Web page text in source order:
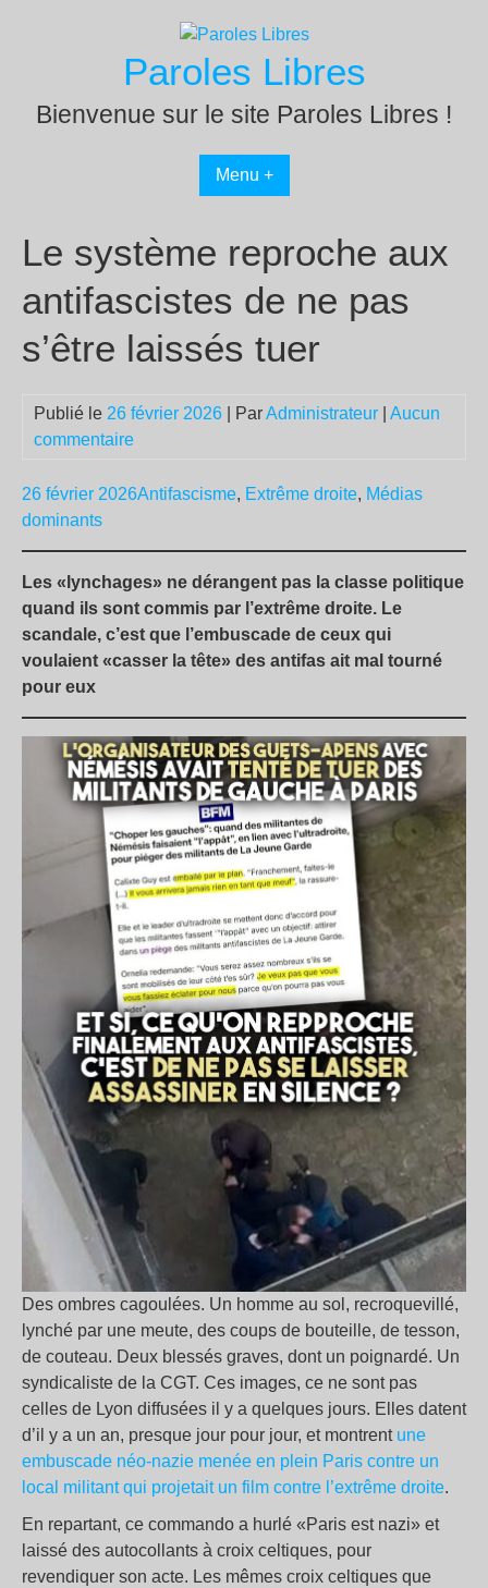
Paroles Libres
Bienvenue sur le site Paroles Libres !
Menu +
Le système reproche aux
antifascistes de ne pas
s’être laissés tuer
Publié le 26 février 2026 | ParAdministrateur
Aucun
commentaire
26 février 2026Antifascisme, Extrême droite, Médias
dominants
Les «lynchages» ne dérangent pas la classe politique
quand ils sont commis par l’extrême droite. Le
scandale, c’est que l’embuscade de ceux qui
voulaient «casser la tête» des antifas ait mal tourné
pour eux
Des ombres cagoulées. Un homme au sol, recroquevillé,
lynché par une meute, des coups de bouteille, de tesson,
de couteau. Deux blessés graves, dont un poignardé. Un
syndicaliste de la CGT. Ces images, ce ne sont pas
celles de Lyon diffusées il y a quelques jours. Elles datent
d’il y a un an, presque jour pour jour, et montrent une
embuscade néo-nazie menée en plein Paris contre un
local militant qui projetait un film contre l’extrême droite.
En repartant, ce commando a hurlé «Paris est nazi» et
laissé des autocollants à croix celtiques, pour
revendiquer son acte. Les mêmes croix celtiques que